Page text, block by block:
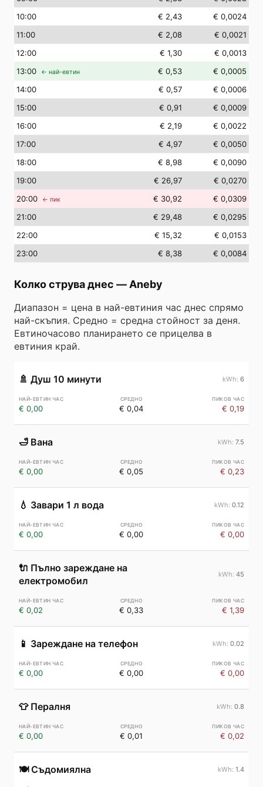
10:00 € 2,43
€ 0,0024
11:00 € 2,08
€ 0,0021
12:00 € 1,30
€ 0,0013
13:00 ← най-евтин € 0,53
€ 0,0005
14:00 € 0,57
€ 0,0006
15:00 € 0,91
€ 0,0009
16:00 € 2,19
€ 0,0022
17:00 € 4,97
€ 0,0050
18:00 € 8,98
€ 0,0090
19:00 € 26,97
€ 0,0270
20:00 ← пик € 30,92
€ 0,0309
21:00 € 29,48
€ 0,0295
22:00 € 15,32
€ 0,0153
23:00 € 8,38 € 0,0084
Колко струва днес — Aneby
Диапазон = цена в най-евтиния час днес спрямо
най-скъпия. Средно = средна стойност за деня.
Евтиночасово планирането се прицелва в
евтиния край.
🚿 Душ 10 минути 6
€ 0,00 € 0,04 € 0,19
🛁 Вана 7.5
€ 0,00 € 0,05 € 0,23
💧 Завари 1 л вода 0.12
€ 0,00 € 0,00 € 0,00
🔌 Пълно зареждане на
електромобил
45
€ 0,02 € 0,33 € 1,39
📱 Зареждане на телефон 0.02
€ 0,00 € 0,00 € 0,00
👕 Пералня 0.8
€ 0,00 € 0,01 € 0,02
🍽️ Съдомиялна 1.4